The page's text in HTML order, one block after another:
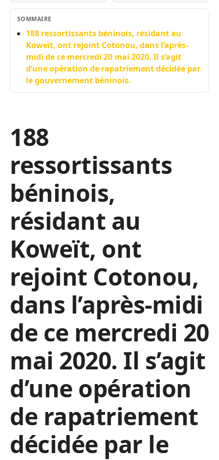
SOMMAIRE
188 ressortissants béninois, résidant au
Koweït, ont rejoint Cotonou, dans l’après-
midi de ce mercredi 20 mai 2020. Il s’agit
d’une opération de rapatriement décidée par
le gouvernement béninois.
188
ressortissants
béninois,
résidant au
Koweït, ont
rejoint Cotonou,
dans l’après-midi
de ce mercredi 20
mai 2020. Il s’agit
d’une opération
de rapatriement
décidée par le